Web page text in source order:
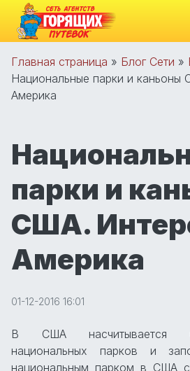
Главная страница » Блог Сети »
Национальные парки и каньоны
Америка
парки и
США.
Америка
01-12-2016 16:01
В США насчитывается
национальных парков и
национальным парком в США